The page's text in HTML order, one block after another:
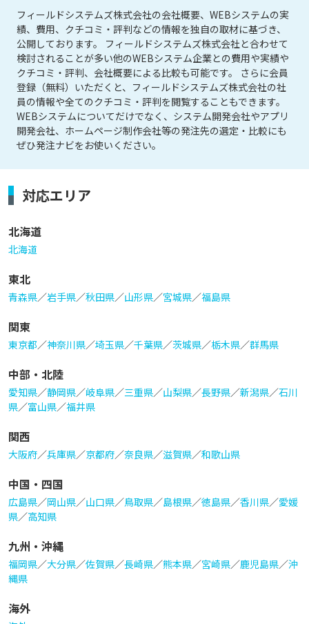
フィールドシステムズ株式会社の会社概要、WEBシステムの実
績、費用、クチコミ・評判などの情報を独自の取材に基づき、
公開しております。 フィールドシステムズ株式会社と合わせて
検討されることが多い他のWEBシステム企業との費用や実績や
クチコミ・評判、会社概要による比較も可能です。 さらに会員
登録（無料）いただくと、フィールドシステムズ株式会社の社
員の情報や全てのクチコミ・評判を閲覧することもできます。
WEBシステムについてだけでなく、システム開発会社やアプリ
開発会社、ホームページ制作会社等の発注先の選定・比較にも
ぜひ発注ナビをお使いください。
対応エリア
北海道
北海道
東北
青森県／岩手県／秋田県／山形県／宮城県／福島県
関東
東京都／神奈川県／埼玉県／千葉県／茨城県／栃木県／群馬県
中部・北陸
愛知県／静岡県／岐阜県／三重県／山梨県／長野県／新潟県／石川
県／富山県／福井県
関西
大阪府／兵庫県／京都府／奈良県／滋賀県／和歌山県
中国・四国
広島県／岡山県／山口県／鳥取県／島根県／徳島県／香川県／愛媛
県／高知県
九州・沖縄
福岡県／大分県／佐賀県／長崎県／熊本県／宮崎県／鹿児島県／沖
縄県
海外